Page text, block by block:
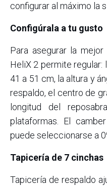
configurar al máximo la
Configúrala a tu gusto
Para asegurar la
HeliX 2 permite regular:
41 a 51 cm, la altura y
respaldo, el centro de
longitud del
plataformas. El
puede seleccionarse a
Tapicería de 7 cinchas
Tapicería de respaldo